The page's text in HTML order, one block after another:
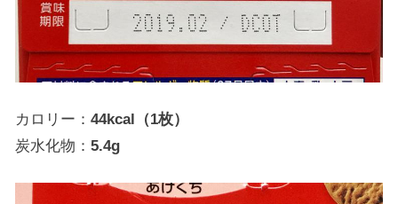
カロリー：44kcal（1枚）
炭水化物：5.4g